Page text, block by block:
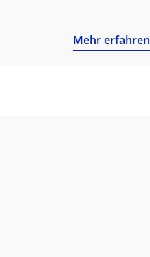
Mehr erfahren